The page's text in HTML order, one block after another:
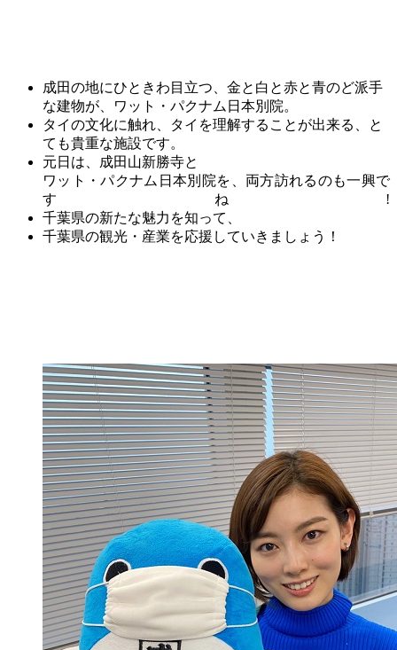
成田の地にひときわ目立つ、金と白と赤と青のど派手
な建物が、ワット・パクナム 日本別院。
タイの文化に触れ、タイを理解することが出来る、と
ても貴重な施設です。
元日は、成田山新勝寺と
ワット・パクナム日本別院を、両方訪れるのも一興で
すね!
千葉県の新たな魅力を知って、
千葉県の観光・産業を応援していきましょう！